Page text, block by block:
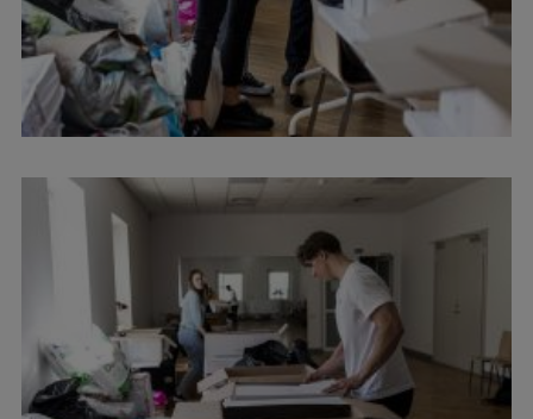
Studentu dzīve
Studiju norises vietas
Mūsu cilvēki
Struktūra
Vēsture un tradīcijas
Identitāte